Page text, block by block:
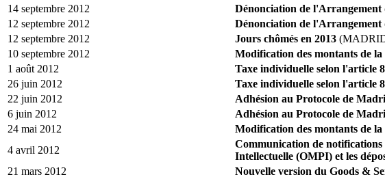
14 septembre 2012
Dénonciation de
12 septembre 2012
Dénonciation de
12 septembre 2012
Jours chômés en 2013
10 septembre 2012
Modification des montants de
1 août 2012
Taxe individuelle selon l'article
26 juin 2012
Taxe individuelle selon l'article
22 juin 2012
Adhésion au Protocole de
6 juin 2012
Adhésion au Protocole de
24 mai 2012
Modification des montants de
4 avril 2012
Communication de
Intellectuelle (OMPI) et les
21 mars 2012
Nouvelle version du Goods &